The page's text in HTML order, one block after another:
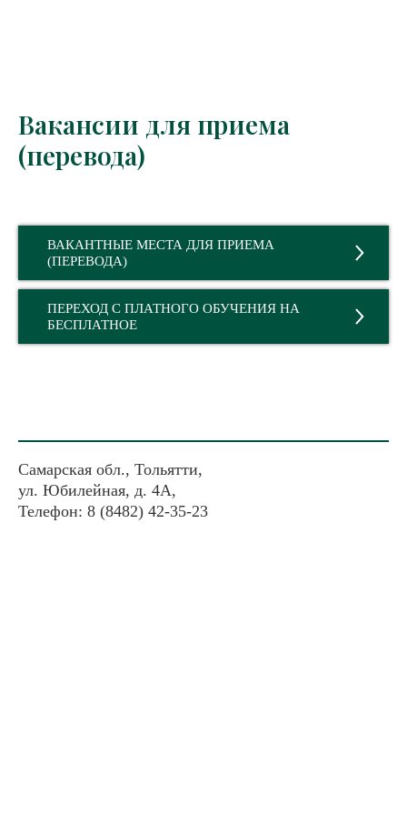
Вакансии для приема
(перевода)
ВАКАНТНЫЕ МЕСТА ДЛЯ ПРИЕМА
(ПЕРЕВОДА)
ПЕРЕХОД С ПЛАТНОГО ОБУЧЕНИЯ НА
БЕСПЛАТНОЕ
Самарская обл., Тольятти,
ул. Юбилейная, д. 4А,
Телефон: 8 (8482) 42-35-23